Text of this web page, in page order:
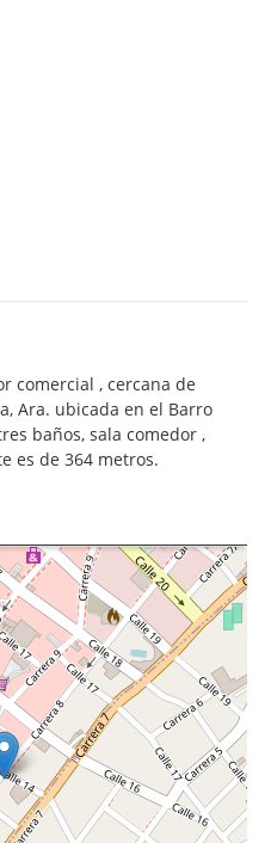
comercial , cercana de
Ara. ubicada en el Barro
baños, sala comedor ,
es de 364 metros.